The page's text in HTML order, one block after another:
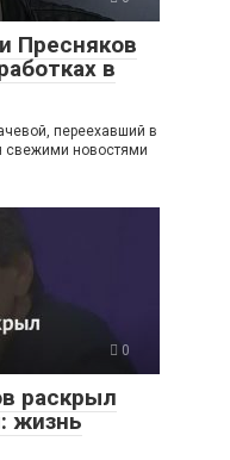
Пресняков
в
переехавший в
свежими новостями
0
раскрыл
жизнь